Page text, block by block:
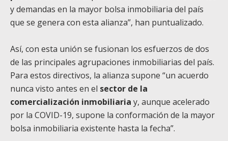
y demandas en la mayor bolsa inmobiliaria del país
que se genera con esta alianza”, han puntualizado.
Así, con esta unión se fusionan los esfuerzos de dos
de las principales agrupaciones inmobiliarias del país.
Para estos directivos, la alianza supone “un acuerdo
nunca visto antes en el sector de la
comercialización inmobiliaria y, aunque acelerado
por la COVID-19, supone la conformación de la mayor
bolsa inmobiliaria existente hasta la fecha”.